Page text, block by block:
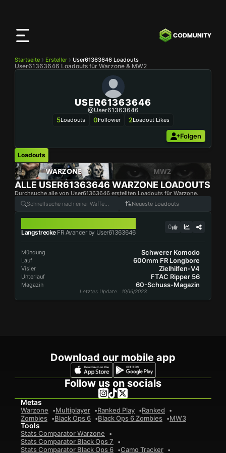
Startseite Ersteller User61363646 Loadouts
User61363646 Loadouts für Warzone & MW2
USER61363646
@user61363646
5Loadouts 0Follower 2Loadout Likes
Folgen
Loadouts
WARZONE MW2
ALLE USER61363646 WARZONE LOADOUTS
Durchsuche alle von User61363646 erstellten Loadouts für Warzone.
Neueste Loadouts
LangstreckeFR Avancer by User61363646
0
Mündung Schwerer Komodo
Lauf 600mm FR Longbore
Visier Zielhilfen-V4
Unterlauf FTAC Ripper 56
Magazin 60-Schuss-Magazin
Letztes Update: 10/16/2023
Download our mobile app
Follow us on socials
Metas
Warzone Multiplayer Ranked Play
Ranked
Zombies
Black Ops 6 Black Ops 6 Zombies MW3
Tools
Stats Comparator Warzone
Stats Comparator Black Ops 7
Stats Comparator Black Ops 6
Camo Tracker